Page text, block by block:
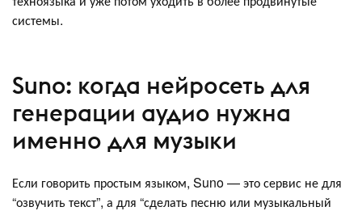
системы.
Suno: когда нейросеть для
генерации аудио нужна
именно для музыки
Если говорить простым языком, Suno — это сервис не для
“озвучить текст”, а для “сделать песню или музыкальный